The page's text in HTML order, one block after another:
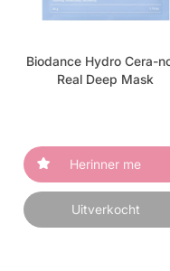
Biodance Hydro Cera-
Real Deep Mask
Herinner me
Uitverkocht